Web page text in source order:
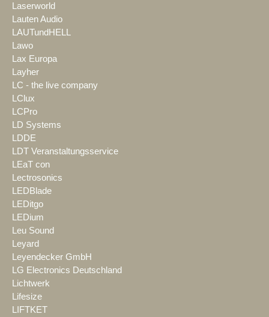
Laserworld
Lauten Audio
LAUTundHELL
Lawo
Lax Europa
Layher
LC - the live company
LClux
LCPro
LD Systems
LDDE
LDT Veranstaltungsservice
LEaT con
Lectrosonics
LEDBlade
LEDitgo
LEDium
Leu Sound
Leyard
Leyendecker GmbH
LG Electronics Deutschland
Lichtwerk
Lifesize
LIFTKET